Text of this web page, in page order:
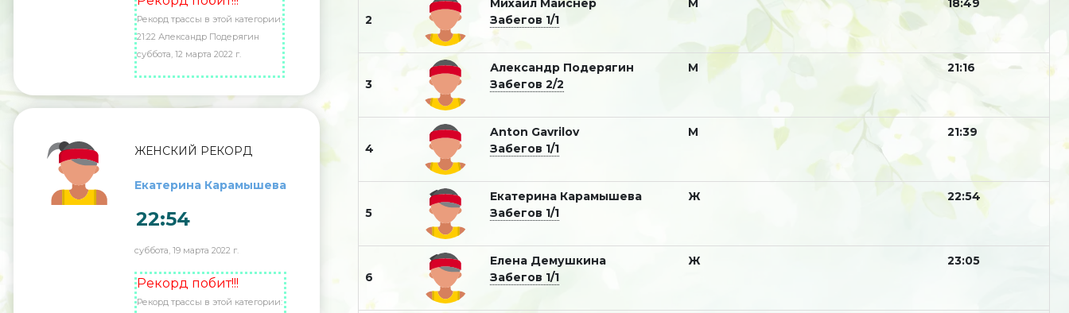
Рекорд трассы в этой категории:
21:22 Александр Подерягин
суббота, 12 марта 2022 г.
ЖЕНСКИЙ РЕКОРД
Екатерина Карамышева
22:54
суббота, 19 марта 2022 г.
Рекорд побит!!!
Рекорд трассы в этой категории:
2
Михаил Майснер
Забегов 1/1
М 18:49
3
Александр Подерягин
Забегов 2/2
М 21:16
4
Anton Gavrilov
Забегов 1/1
М 21:39
5
Екатерина Карамышева
Забегов 1/1
Ж 22:54
6
Елена Демушкина
Забегов 1/1
Ж 23:05